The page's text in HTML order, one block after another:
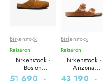
Leárazás
Outlet Ár
Birkenstock
Raktáron
Birkenstock -
Boston
Shearling - Bőr
51 690 -
Leárazás
Outlet Ár
Birkenstock
Raktáron
Birkenstock -
Arizona
Shearling Suede
43 190 -